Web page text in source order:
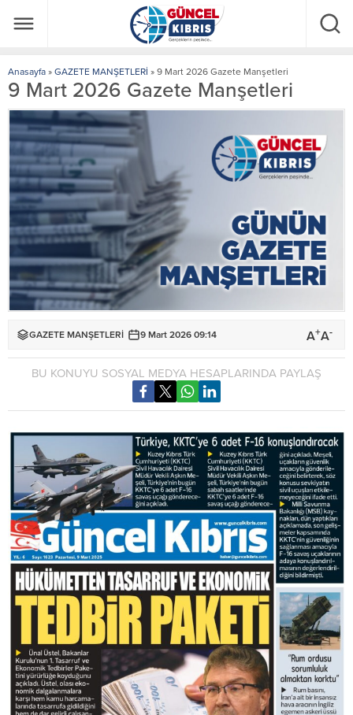
Anasayfa » GAZETE MANŞETLERİ » 9 Mart 2026 Gazete Manşetleri
9 Mart 2026 Gazete Manşetleri
GAZETE MANŞETLERİ 9 Mart 2026 09:14 A+A-
BU KONUYU SOSYAL MEDYA HESAPLARINDA PAYLAŞ